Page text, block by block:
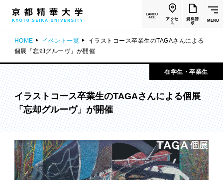
LANGU
AGE
アクセ
ス
資料請
求
MENU
HOME イベント一覧
イラストコース卒業生のTAGAさんによる
個展「忘却グルーヴ」が開催
在学生・卒業生
イラストコース卒業生のTAGAさんによる個展
「忘却グルーヴ」が開催